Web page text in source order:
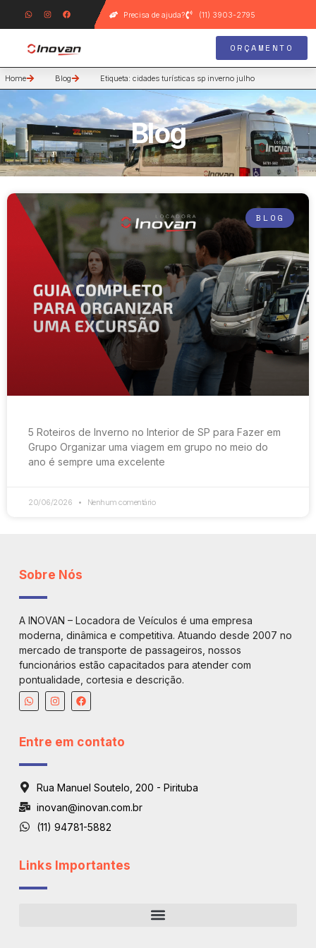
Precisa de ajuda? (11) 3903-2795
ORÇAMENTO
Home Blog Etiqueta: cidades turísticas sp inverno julho
Blog
BLOG
5 Roteiros de Inverno no Interior de SP para Fazer em
Grupo Organizar uma viagem em grupo no meio do
ano é sempre uma excelente
20/06/2026 Nenhum comentário
Sobre Nós
A INOVAN – Locadora de Veículos é uma empresa
moderna, dinâmica e competitiva. Atuando desde 2007 no
mercado de transporte de passageiros, nossos
funcionários estão capacitados para atender com
pontualidade, cortesia e descrição.
Entre em contato
Rua Manuel Soutelo, 200 - Pirituba
inovan@inovan.com.br
(11) 94781-5882
Links Importantes